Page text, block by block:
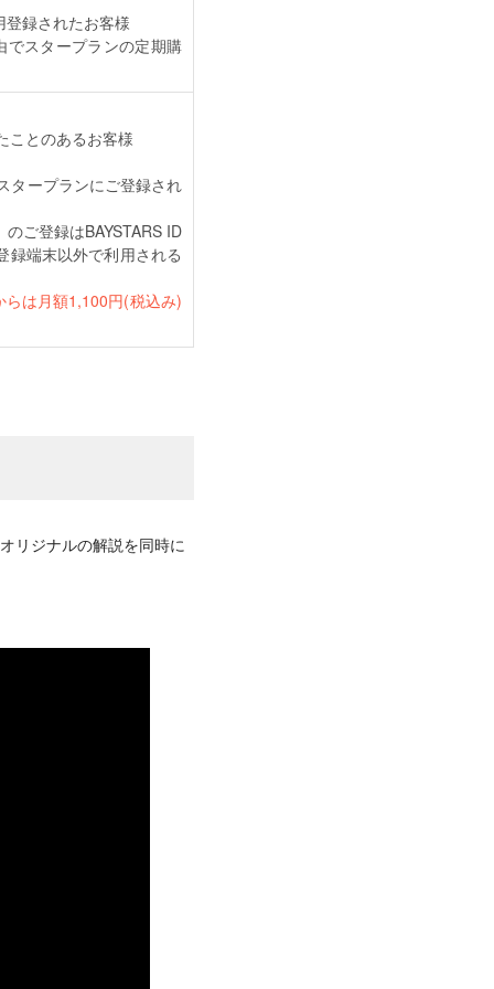
録されたお客様
でスタープランの定期購
ことのあるお客様
タープランにご登録され
ご登録はBAYSTARS ID
録端末以外で利用される
は月額1,100円(税込み)
リジナルの解説を同時に